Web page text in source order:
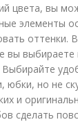
цвета, вы
элементы
оттенки. В
вы выбираете
Выбирайте
юбки, но не
и
сделать